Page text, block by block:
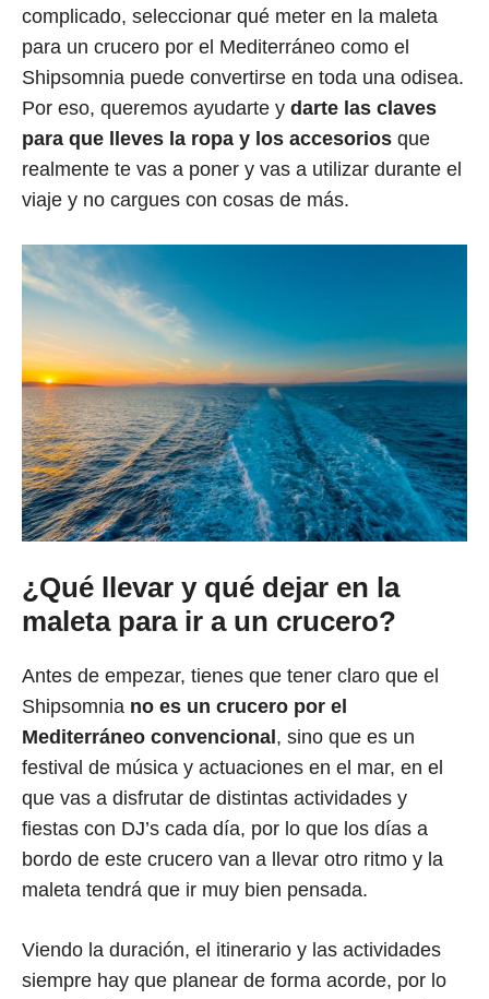
complicado, seleccionar qué meter en la maleta
para un crucero por el Mediterráneo como el
Shipsomnia puede convertirse en toda una odisea.
Por eso, queremos ayudarte y darte las claves
para que lleves la ropa y los accesorios que
realmente te vas a poner y vas a utilizar durante el
viaje y no cargues con cosas de más.
¿Qué llevar y qué dejar en la
maleta para ir a un crucero?
Antes de empezar, tienes que tener claro que el
Shipsomnia no es un crucero por el
Mediterráneo convencional , sino que es un
festival de música y actuaciones en el mar, en el
que vas a disfrutar de distintas actividades y
fiestas con DJ’s cada día, por lo que los días a
bordo de este crucero van a llevar otro ritmo y la
maleta tendrá que ir muy bien pensada.
Viendo la duración, el itinerario y las actividades
siempre hay que planear de forma acorde, por lo